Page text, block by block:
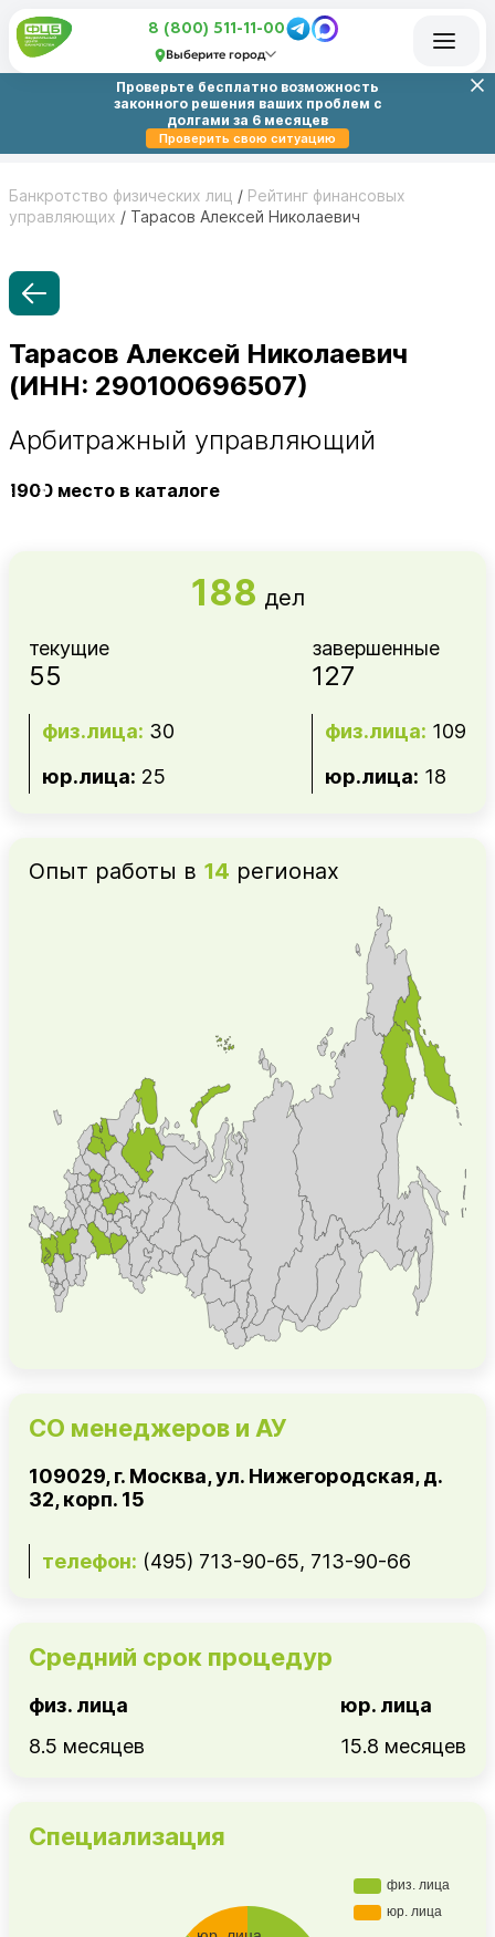
8 (800) 511-11-00
Выберите город
Проверьте бесплатно возможность
законного решения ваших проблем с
долгами за 6 месяцев
Проверить свою ситуацию
Банкротство физических лиц / Рейтинг финансовых
управляющих / Тарасов Алексей Николаевич
Тарасов Алексей Николаевич
(ИНН: 290100696507)
Арбитражный управляющий
1900 место в каталоге
188 дел
текущие
55
физ.лица: 30
юр.лица: 25
завершенные
127
физ.лица: 109
юр.лица: 18
Опыт работы в 14 регионах
СО менеджеров и АУ
109029, г. Москва, ул. Нижегородская, д.
32, корп. 15
телефон: (495) 713-90-65, 713-90-66
Средний срок процедур
физ. лица
8.5 месяцев
юр. лица
15.8 месяцев
Специализация